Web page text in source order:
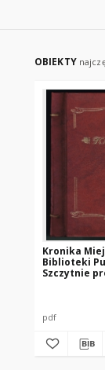
OBIEKTY
Kronika
Biblioteki
Szczytnie
pdf